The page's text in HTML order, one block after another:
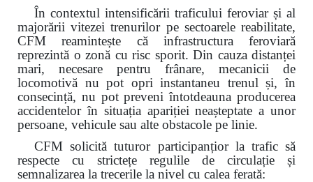
În contextul intensificării traficului feroviar și al
majorării vitezei trenurilor pe sectoarele reabilitate,
CFM reamintește că infrastructura feroviară
reprezintă o zonă cu risc sporit. Din cauza distanței
mari, necesare pentru frânare, mecanicii de
locomotivă nu pot opri instantaneu trenul și, în
consecință, nu pot preveni întotdeauna producerea
accidentelor în situația apariției neașteptate a unor
persoane, vehicule sau alte obstacole pe linie.
CFM solicită tuturor participanțior la trafic să
respecte cu strictețe regulile de circulație și
semnalizarea la trecerile la nivel cu calea ferată: